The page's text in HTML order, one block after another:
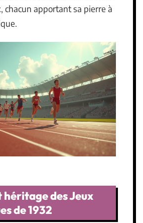
chacun apportant sa pierre à
héritage des Jeux
de 1932